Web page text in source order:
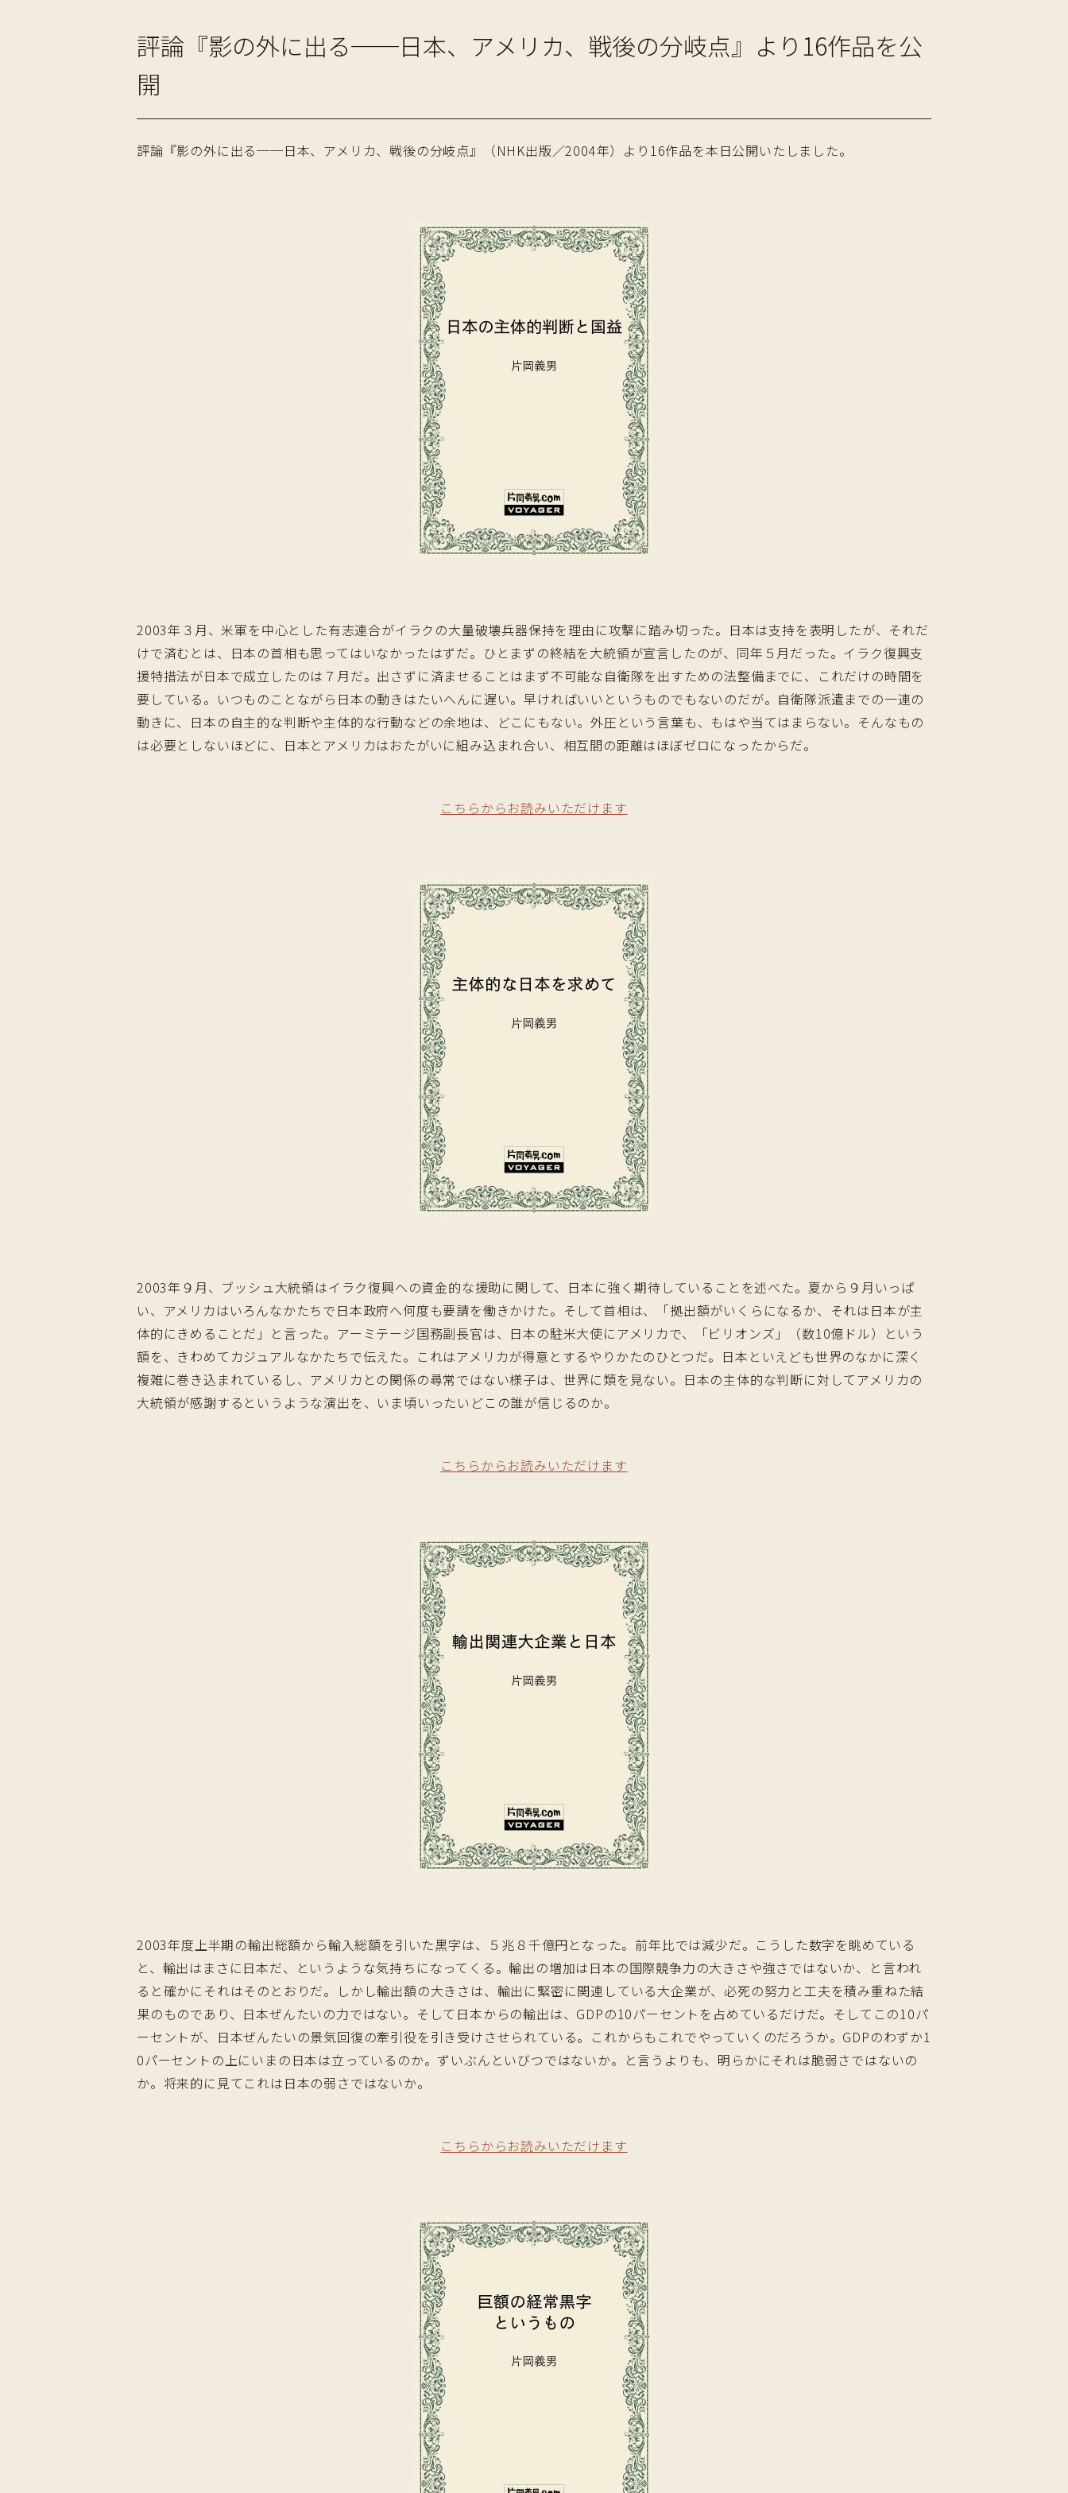
評論『影の外に出る──日本、アメリカ、戦後の分岐点』より16作品を公
開
評論『影の外に出る──日本、アメリカ、戦後の分岐点』（NHK出版／2004年）より16作品を本日公開いたしました。
2003年３月、米軍を中心とした有志連合がイラクの大量破壊兵器保持を理由に攻撃に踏み切った。日本は支持を表明したが、それだ
けで済むとは、日本の首相も思ってはいなかったはずだ。ひとまずの終結を大統領が宣言したのが、同年５月だった。イラク復興支
援特措法が日本で成立したのは７月だ。出さずに済ませることはまず不可能な自衛隊を出すための法整備までに、これだけの時間を
要している。いつものことながら日本の動きはたいへんに遅い。早ければいいというものでもないのだが。自衛隊派遣までの一連の
動きに、日本の自主的な判断や主体的な行動などの余地は、どこにもない。外圧という言葉も、もはや当てはまらない。そんなもの
は必要としないほどに、日本とアメリカはおたがいに組み込まれ合い、相互間の距離はほぼゼロになったからだ。
こちらからお読みいただけます
2003年９月、ブッシュ大統領はイラク復興への資金的な援助に関して、日本に強く期待していることを述べた。夏から９月いっぱ
い、アメリカはいろんなかたちで日本政府へ何度も要請を働きかけた。そして首相は、「拠出額がいくらになるか、それは日本が主
体的にきめることだ」と言った。アーミテージ国務副長官は、日本の駐米大使にアメリカで、「ビリオンズ」（数10億ドル）という
額を、きわめてカジュアルなかたちで伝えた。これはアメリカが得意とするやりかたのひとつだ。日本といえども世界のなかに深く
複雑に巻き込まれているし、アメリカとの関係の尋常ではない様子は、世界に類を見ない。日本の主体的な判断に対してアメリカの
大統領が感謝するというような演出を、いま頃いったいどこの誰が信じるのか。
こちらからお読みいただけます
2003年度上半期の輸出総額から輸入総額を引いた黒字は、５兆８千億円となった。前年比では減少だ。こうした数字を眺めている
と、輸出はまさに日本だ、というような気持ちになってくる。輸出の増加は日本の国際競争力の大きさや強さではないか、と言われ
ると確かにそれはそのとおりだ。しかし輸出額の大きさは、輸出に緊密に関連している大企業が、必死の努力と工夫を積み重ねた結
果のものであり、日本ぜんたいの力ではない。そして日本からの輸出は、GDPの10パーセントを占めているだけだ。そしてこの10パ
ーセントが、日本ぜんたいの景気回復の牽引役を引き受けさせられている。これからもこれでやっていくのだろうか。GDPのわずか1
0パーセントの上にいまの日本は立っているのか。ずいぶんといびつではないか。と言うよりも、明らかにそれは脆弱さではないの
か。将来的に見てこれは日本の弱さではないか。
こちらからお読みいただけます